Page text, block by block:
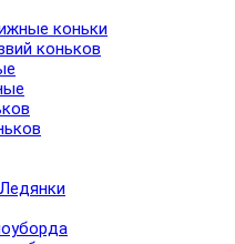
коньки
коньков